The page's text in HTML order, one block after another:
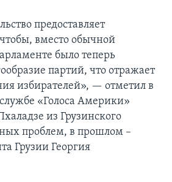
предоставляет
вместо обычной
было теперь
партий, что отражает
избирателей», — отметил в
«Голоса Америки»
из Грузинского
проблем, в прошлом –
Грузии Георгия